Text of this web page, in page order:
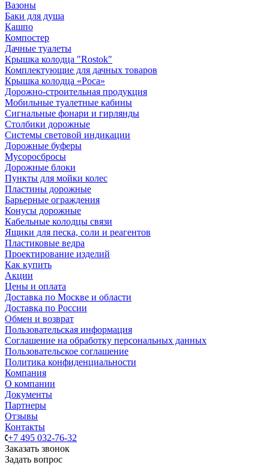
Вазоны
Баки для душа
Кашпо
Компостер
Дачные туалеты
Крышка колодца "Rostok"
Комплектующие для дачных товаров
Крышка колодца «Роса»
Дорожно-строительная продукция
Мобильные туалетные кабины
Сигнальные фонари и гирлянды
Столбики дорожные
Системы световой индикации
Дорожные буферы
Мусоросбросы
Дорожные блоки
Пункты для мойки колес
Пластины дорожные
Барьерные ограждения
Конусы дорожные
Кабельные колодцы связи
Ящики для песка, соли и реагентов
Пластиковые ведра
Проектирование изделий
Как купить
Акции
Цены и оплата
Доставка по Москве и области
Доставка по России
Обмен и возврат
Пользовательская информация
Соглашение на обработку персональных данных
Пользовательское соглашение
Политика конфиденциальности
Компания
О компании
Документы
Партнеры
Отзывы
Контакты
+7 495 032-76-32
Заказать звонок
Задать вопрос